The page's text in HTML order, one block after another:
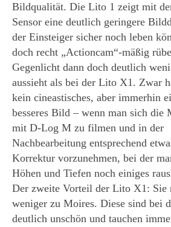
Bildqualität. Die Lito 1 zeigt mit
Sensor eine deutlich geringere
der Einsteiger sicher noch leben
doch recht „Actioncam“-mäßig
Gegenlicht dann doch deutlich
aussieht als bei der Lito X1. Zwar
kein cineastisches, aber immerhin
besseres Bild – wenn man sich die
mit D-Log M zu filmen und in der
Nachbearbeitung entsprechend
Korrektur vorzunehmen, bei der
Höhen und Tiefen noch einiges
Der zweite Vorteil der Lito X1: Sie
weniger zu Moires. Diese sind bei
deutlich unschön und tauchen